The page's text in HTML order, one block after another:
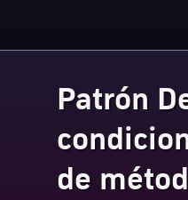
Styde.net
Patrón
de